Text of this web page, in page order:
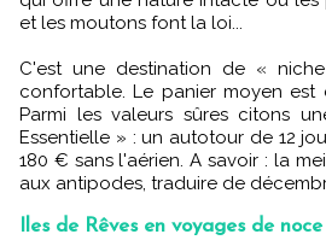
et les moutons font la loi...
C'est une destination de «
confortable. Le panier moyen
Parmi les valeurs sûres citons
Essentielle » : un autotour de 12
180 € sans l'aérien. A savoir : la
aux antipodes, traduire de
Iles de Rêves en voyages de noce